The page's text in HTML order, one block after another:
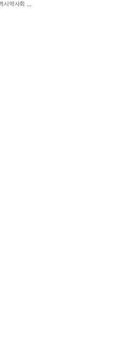
시약사회 …